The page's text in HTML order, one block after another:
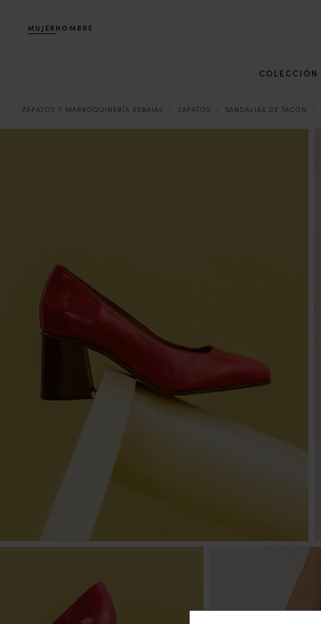
MUJER HOMBRE
COLECCIÓN
ZAPATOS Y MARROQUINERÍA REBAJAS ZAPATOS SANDALIAS DE TACÓN